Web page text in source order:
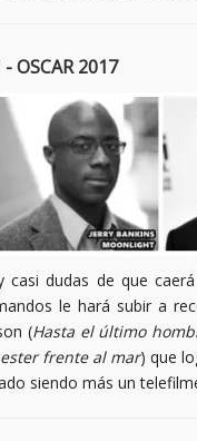
- OSCAR 2017
casi dudas de que
le hará subir a
(Hasta el último
frente al mar) que
siendo más un